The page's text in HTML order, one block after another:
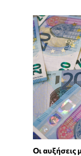
Οι αυξήσεις